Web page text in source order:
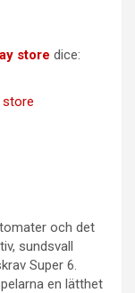
store dice:
store
och det
sundsvall
Super 6.
en lätthet